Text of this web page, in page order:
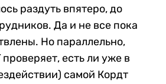
раздуть впятеро, до
Да и не все пока
Но параллельно,
есть ли уже в
самой Кордт